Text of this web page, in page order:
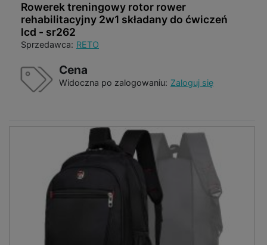
Rowerek treningowy rotor rower
rehabilitacyjny 2w1 składany do ćwiczeń
lcd - sr262
Sprzedawca: RETO
Cena
Widoczna po zalogowaniu: Zaloguj się